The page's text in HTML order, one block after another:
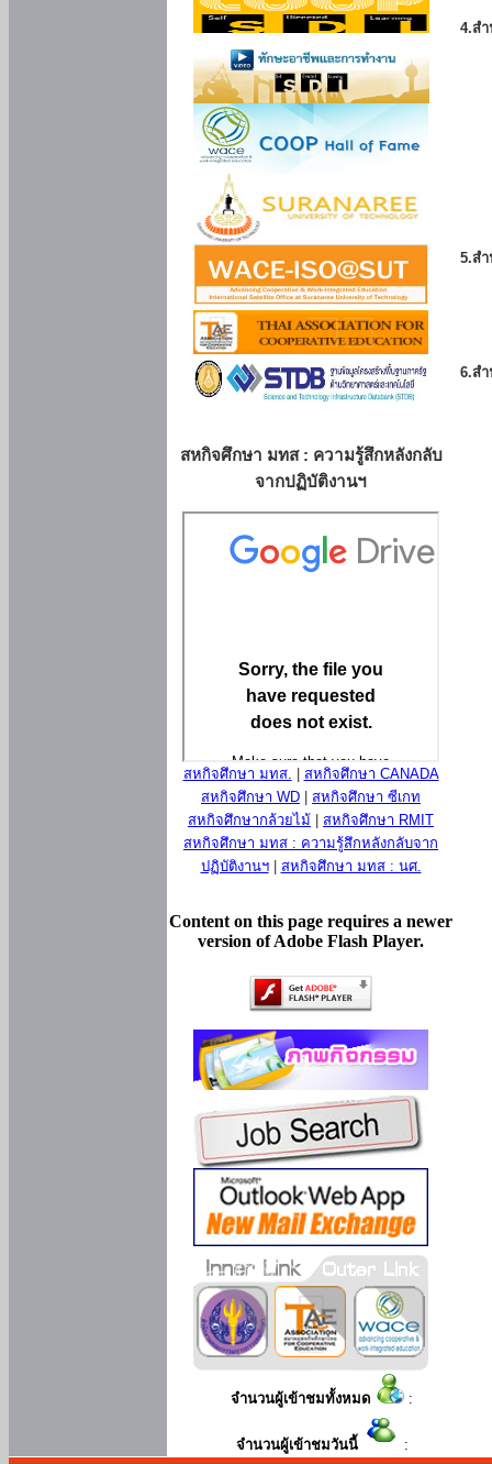
สหกิจศึกษา มทส : ความรู้สึกหลังกลับ
จากปฏิบัติงานฯ
สหกิจศึกษา มทส.
สหกิจศึกษา CANADA
สหกิจศึกษา WD
สหกิจศึกษา ซีเกท
สหกิจศึกษากล้วยไม้
สหกิจศึกษา RMIT
สหกิจศึกษา มทส : ความรู้สึกหลังกลับจาก
ปฏิบัติงานฯ| สหกิจศึกษา มทส : นศ.
Content on this page requires a newer
version of Adobe Flash Player.
จำนวนผู้เข้าชมทั้งหมด :
จำนวนผู้เข้าชมวันนี้ :
4.ส
5.ส
6.ส